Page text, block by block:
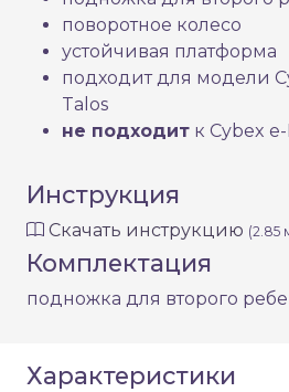
поворотное колесо
устойчивая платформа
подходит для модели
Talos
не подходит к Cybex
Инструкция
Скачать инструкцию (2.85
Комплектация
подножка для второго
Характеристики